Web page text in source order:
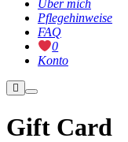
Über mich
Pflegehinweise
FAQ
0
Konto
Weitere
Informationen
Hauptmenü
Gift Card